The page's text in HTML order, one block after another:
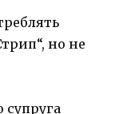
но не
супруга